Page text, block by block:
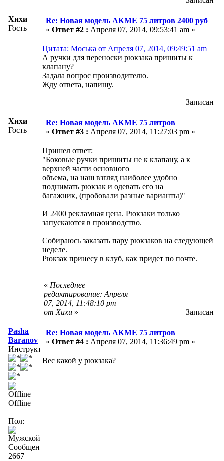
Хихи
Гость
Re: Новая модель АКМЕ 75 литров 2400 руб
« Ответ #2 : Апреля 07, 2014, 09:53:41 am »
Цитата: Моська от Апреля 07, 2014, 09:49:51 am
А ручки для переноски рюкзака пришиты к
клапану?
Задала вопрос производителю.
Жду ответа, напишу.
Записан
Хихи
Гость
Re: Новая модель АКМЕ 75 литров
« Ответ #3 : Апреля 07, 2014, 11:27:03 pm »
Пришел ответ:
"Боковые ручки пришиты не к клапану, а к
верхней части основного
объема, на наш взгляд наиболее удобно
поднимать рюкзак и одевать его на
багажник, (пробовали разные варианты)"
И 2400 рекламная цена. Рюкзаки только
запускаются в производство.
Собираюсь заказать пару рюкзаков на следующей
неделе.
Рюкзак принесу в клуб, как придет по почте.
« Последнее
редактирование: Апреля
07, 2014, 11:48:10 pm
от Хихи » Записан
Pasha
Baranov
Инструктор
Offline
Пол:
Сообщений:
2667
Re: Новая модель АКМЕ 75 литров
« Ответ #4 : Апреля 07, 2014, 11:36:49 pm »
Вес какой у рюкзака?